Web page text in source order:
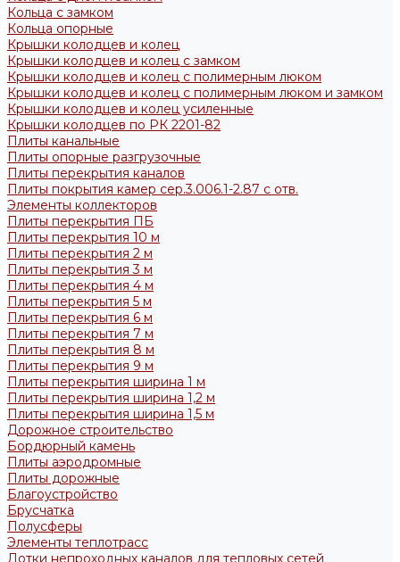
Кольца с замком
Кольца опорные
Крышки колодцев и колец
Крышки колодцев и колец с замком
Крышки колодцев и колец с полимерным люком
Крышки колодцев и колец с полимерным люком и замком
Крышки колодцев и колец усиленные
Крышки колодцев по РК 2201-82
Плиты канальные
Плиты опорные разгрузочные
Плиты перекрытия каналов
Плиты покрытия камер сер.3.006.1-2.87 с отв.
Элементы коллекторов
Плиты перекрытия ПБ
Плиты перекрытия 10 м
Плиты перекрытия 2 м
Плиты перекрытия 3 м
Плиты перекрытия 4 м
Плиты перекрытия 5 м
Плиты перекрытия 6 м
Плиты перекрытия 7 м
Плиты перекрытия 8 м
Плиты перекрытия 9 м
Плиты перекрытия ширина 1 м
Плиты перекрытия ширина 1,2 м
Плиты перекрытия ширина 1,5 м
Дорожное строительство
Бордюрный камень
Плиты аэродромные
Плиты дорожные
Благоустройство
Брусчатка
Полусферы
Элементы теплотрасс
Лотки непроходных каналов для тепловых сетей